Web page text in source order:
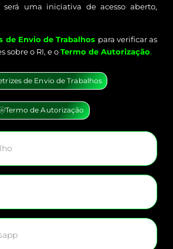
será uma iniciativa de acesso aberto,
de Envio de Trabalhos para verificar as
sobre o RI, e oTermo de Autorização.
de Envio de Trabalhos
Termo de Autorização